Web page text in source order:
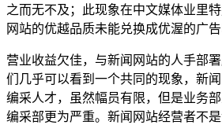
之而无不及；此现象在中文媒体业里
网站的优越品质未能兑换成优渥的广告
营业收益欠佳，与新闻网站的人手部
们几乎可以看到一个共同的现象，新
编采人才，虽然幅员有限，但是业务
编采部更为严重。新闻网站经营者不